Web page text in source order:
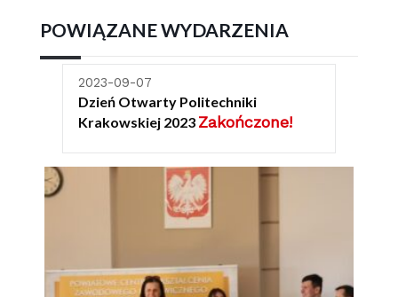
POWIĄZANE WYDARZENIA
2023-09-07
Dzień Otwarty Politechniki
Krakowskiej 2023 Zakończone!